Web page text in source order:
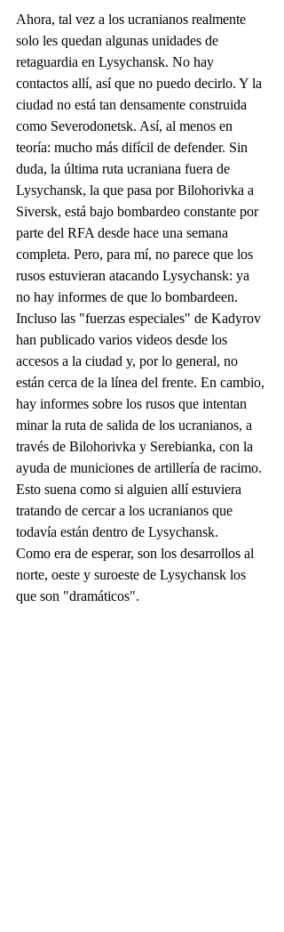
Ahora, tal vez a los ucranianos realmente
solo les quedan algunas unidades de
retaguardia en Lysychansk. No hay
contactos allí, así que no puedo decirlo. Y la
ciudad no está tan densamente construida
como Severodonetsk. Así, al menos en
teoría: mucho más difícil de defender. Sin
duda, la última ruta ucraniana fuera de
Lysychansk, la que pasa por Bilohorivka a
Siversk, está bajo bombardeo constante por
parte del RFA desde hace una semana
completa. Pero, para mí, no parece que los
rusos estuvieran atacando Lysychansk: ya
no hay informes de que lo bombardeen.
Incluso las "fuerzas especiales" de Kadyrov
han publicado varios videos desde los
accesos a la ciudad y, por lo general, no
están cerca de la línea del frente. En cambio,
hay informes sobre los rusos que intentan
minar la ruta de salida de los ucranianos, a
través de Bilohorivka y Serebianka, con la
ayuda de municiones de artillería de racimo.
Esto suena como si alguien allí estuviera
tratando de cercar a los ucranianos que
todavía están dentro de Lysychansk.
Como era de esperar, son los desarrollos al
norte, oeste y suroeste de Lysychansk los
que son "dramáticos".